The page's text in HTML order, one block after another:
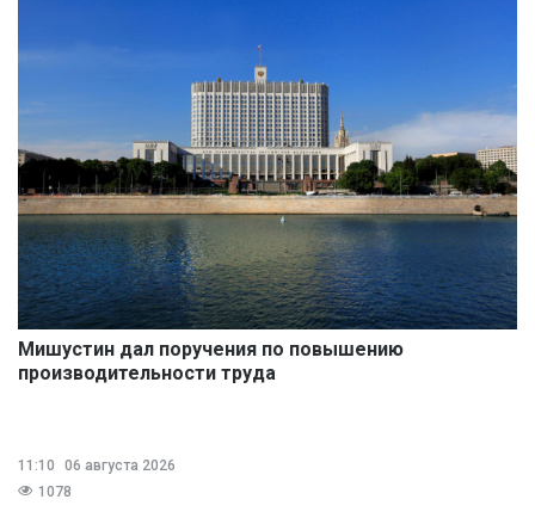
Мишустин дал поручения по повышению
производительности труда
11:10
06 августа 2026
1078